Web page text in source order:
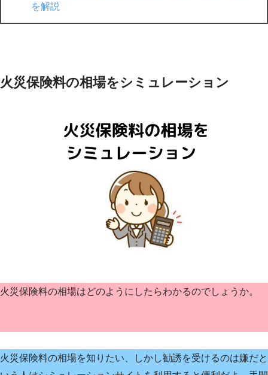
を解説
火災保険料の相場をシミュレーション
火災保険料の相場はどのようにしたらわかるのでしょうか。
火災保険料の相場を知りたい、しかし勧誘を受けるのは嫌だと